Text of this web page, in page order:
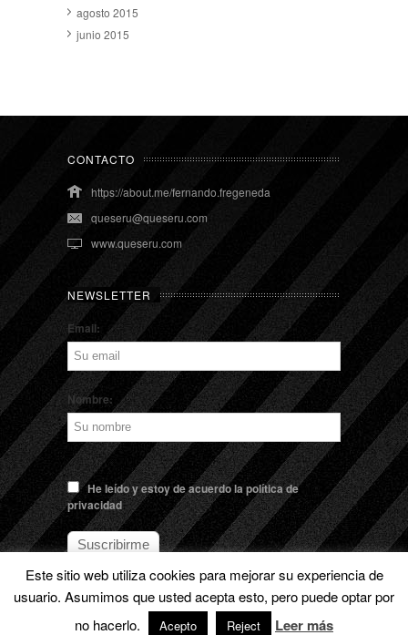
agosto 2015
junio 2015
CONTACTO
https://about.me/fernando.fregeneda
queseru@queseru.com
www.queseru.com
NEWSLETTER
Email:
Nombre:
He leído y estoy de acuerdo la política de
privacidad
© EL QUESERU. Cheese Man |Aviso legal
Este sitio web utiliza cookies para mejorar su experiencia de
usuario. Asumimos que usted acepta esto, pero puede optar por
no hacerlo.
Acepto Reject Leer más